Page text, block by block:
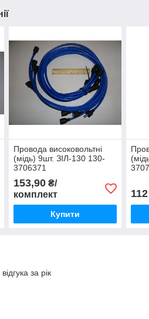
Провода високовольтні
(мідь) 9шт. ЗІЛ-130 130-
3706371
153,90₴/
комплект
Купити
112
за рік